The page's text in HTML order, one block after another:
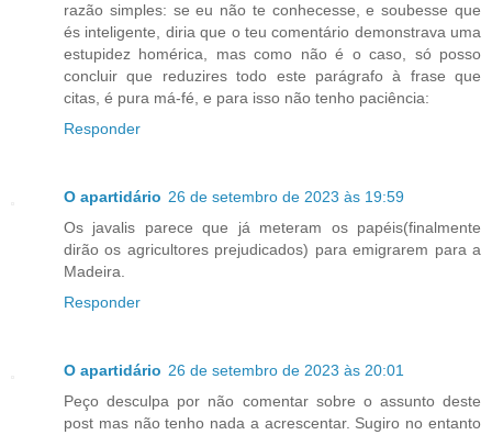
razão simples: se eu não te conhecesse, e soubesse que
és inteligente, diria que o teu comentário demonstrava uma
estupidez homérica, mas como não é o caso, só posso
concluir que reduzires todo este parágrafo à frase que
citas, é pura má-fé, e para isso não tenho paciência:
Responder
O apartidário 26 de setembro de 2023 às 19:59
Os javalis parece que já meteram os papéis(finalmente
dirão os agricultores prejudicados) para emigrarem para a
Madeira.
Responder
O apartidário 26 de setembro de 2023 às 20:01
Peço desculpa por não comentar sobre o assunto deste
post mas não tenho nada a acrescentar. Sugiro no entanto